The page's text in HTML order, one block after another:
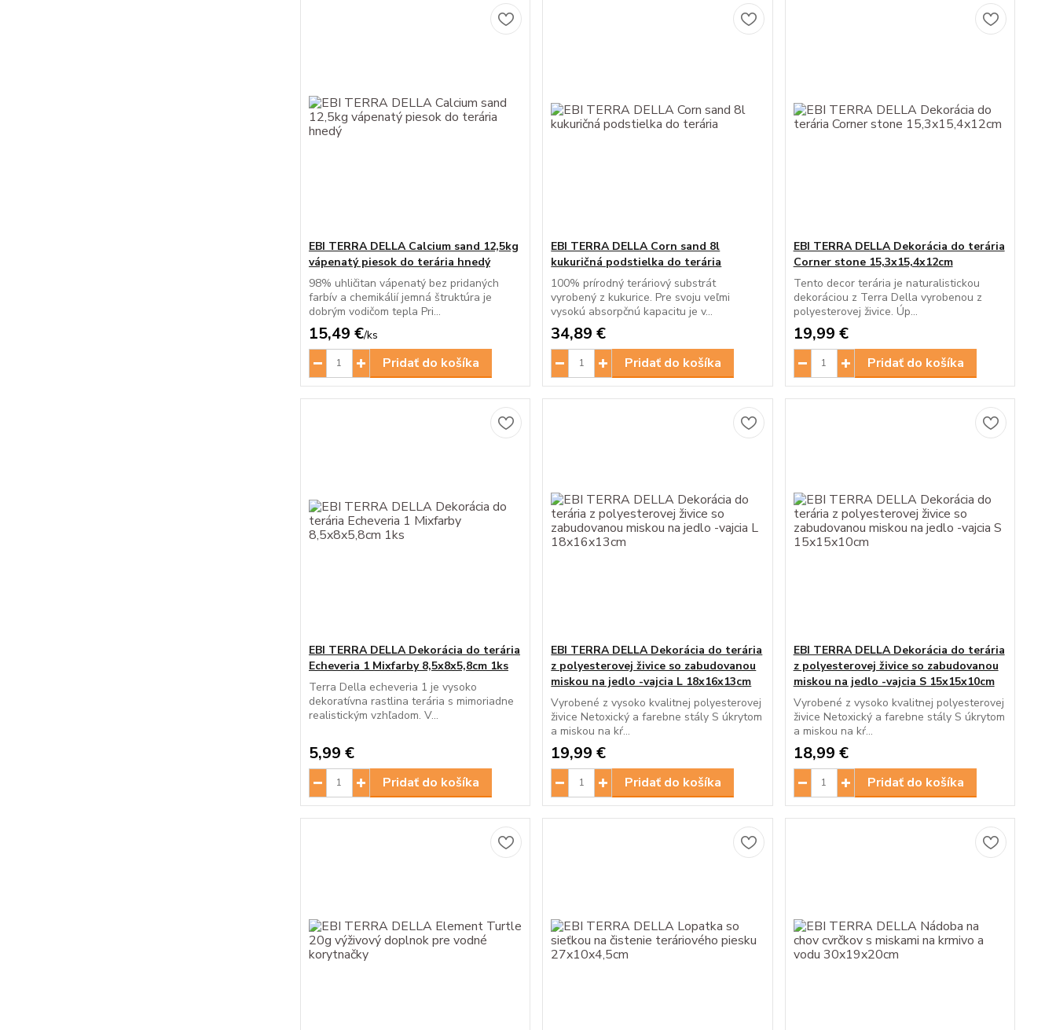
EBI TERRA DELLA Calcium sand 12,5kg
vápenatý piesok do terária hnedý
98% uhličitan vápenatý bez pridaných
farbív a chemikálií jemná štruktúra je
dobrým vodičom tepla Pri...
15,49 €/ks
Pridať do košíka
EBI TERRA DELLA Corn sand 8l
kukuričná podstielka do terária
100% prírodný teráriový substrát
vyrobený z kukurice. Pre svoju veľmi
vysokú absorpčnú kapacitu je v...
34,89 €
Pridať do košíka
EBI TERRA DELLA Dekorácia do terária
Corner stone 15,3x15,4x12cm
Tento decor terária je naturalistickou
dekoráciou z Terra Della vyrobenou z
polyesterovej živice. Úp...
19,99 €
Pridať do košíka
EBI TERRA DELLA Dekorácia do terária
Echeveria 1 Mixfarby 8,5x8x5,8cm 1ks
Terra Della echeveria 1 je vysoko
dekoratívna rastlina terária s mimoriadne
realistickým vzhľadom. V...
5,99 €
Pridať do košíka
EBI TERRA DELLA Dekorácia do terária
z polyesterovej živice so zabudovanou
miskou na jedlo -vajcia L 18x16x13cm
Vyrobené z vysoko kvalitnej polyesterovej
živice Netoxický a farebne stály S úkrytom
a miskou na kŕ...
19,99 €
Pridať do košíka
EBI TERRA DELLA Dekorácia do terária
z polyesterovej živice so zabudovanou
miskou na jedlo -vajcia S 15x15x10cm
Vyrobené z vysoko kvalitnej polyesterovej
živice Netoxický a farebne stály S úkrytom
a miskou na kŕ...
18,99 €
Pridať do košíka